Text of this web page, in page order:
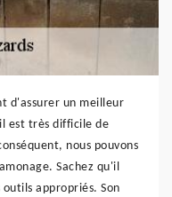
d'assurer un meilleur
est très difficile de
nous pouvons
Sachez qu'il
appropriés. Son